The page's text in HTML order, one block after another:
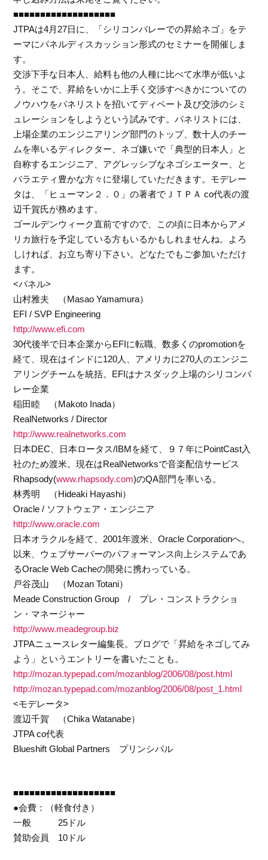
■■■■■■■■■■■■■■■■■■■
JTPAは4月27日に、「シリコンバレーでの昇給ネゴ」をテ
ーマにパネルディスカッション形式のセミナーを開催しま
す。
交渉下手な日本人、給料も他の人種に比べて水準が低いよ
う。そこで、昇給をいかに上手く交渉すべきかについての
ノウハウをパネリストを招いてディベート及び交渉のシミ
ュレーションをしようという試みです。パネリストには、
上場企業のエンジニアリング部門のトップ、数十人のチー
ムを率いるディレクター、ネゴ嫌いで「典型的日本人」と
自称するエンジニア、アグレッシブなネゴシエーター、と
バラエティ豊かな方々に登場していただきます。モデレー
タは、「ヒューマン２．０」の著者でＪＴＰＡ co代表の渡
辺千賀氏が務めます。
ゴールデンウィーク直前ですので、この頃に日本からアメ
リカ旅行を予定している方もいるかもしれませんね。よろ
しければ、お立ち寄り下さい。どなたでもご参加いただけ
ます。
<パネル>
山村雅夫 （Masao Yamamura）
EFI / SVP Engineering
http://www.efi.com
30代後半で日本企業からEFIに転職、数多くのpromotionを
経て、現在はインドに120人、アメリカに270人のエンジニ
アリングチームを統括。EFIはナスダック上場のシリコンバ
レー企業
稲田睦 （Makoto Inada）
RealNetworks / Director
http://www.realnetworks.com
日本DEC、日本ロータス/IBMを経て、９７年にPointCast入
社のため渡米。現在はRealNetworksで音楽配信サービス
Rhapsody(www.rhapsody.com)のQA部門を率いる。
林秀明 （Hideaki Hayashi）
Oracle / ソフトウェア・エンジニア
http://www.oracle.com
日本オラクルを経て、2001年渡米、Oracle Corporationへ。
以来、ウェブサーバーのパフォーマンス向上システムであ
るOracle Web Cacheの開発に携わっている。
戸谷茂山 （Mozan Totani）
Meade Construction Group / プレ・コンストラクショ
ン・マネージャー
http://www.meadegroup.biz
JTPAニュースレター編集長。ブログで「昇給をネゴしてみ
よう」というエントリーを書いたことも。
http://mozan.typepad.com/mozanblog/2006/08/post.html
http://mozan.typepad.com/mozanblog/2006/08/post_1.html
<モデレータ>
渡辺千賀 （Chika Watanabe）
JTPA co代表
Blueshift Global Partners プリンシパル
■■■■■■■■■■■■■■■■■■■
●会費：（軽食付き）
一般 25ドル
賛助会員 10ドル